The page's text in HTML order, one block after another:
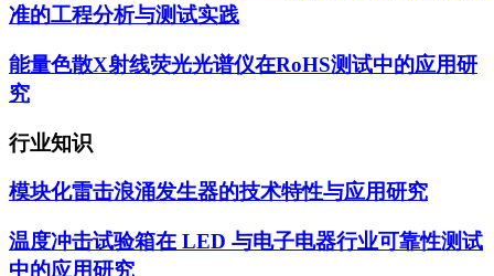
准的工程分析与测试实践
能量色散X射线荧光光谱仪在RoHS测试中的应用研
究
行业知识
模块化雷击浪涌发生器的技术特性与应用研究
温度冲击试验箱在 LED 与电子电器行业可靠性测试
中的应用研究